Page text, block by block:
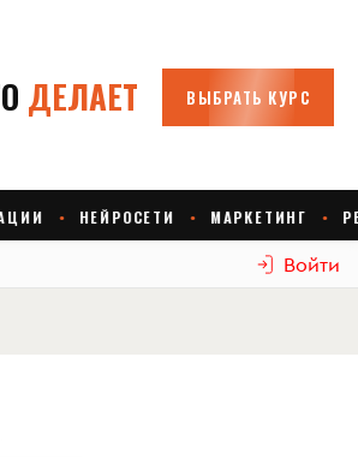
Войти